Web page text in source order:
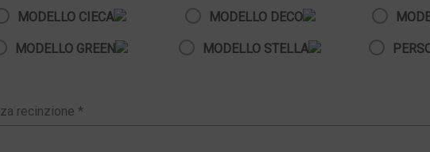
MODELLO CIECA MODELLO DECO
MODELLO GREEN MODELLO STELLA